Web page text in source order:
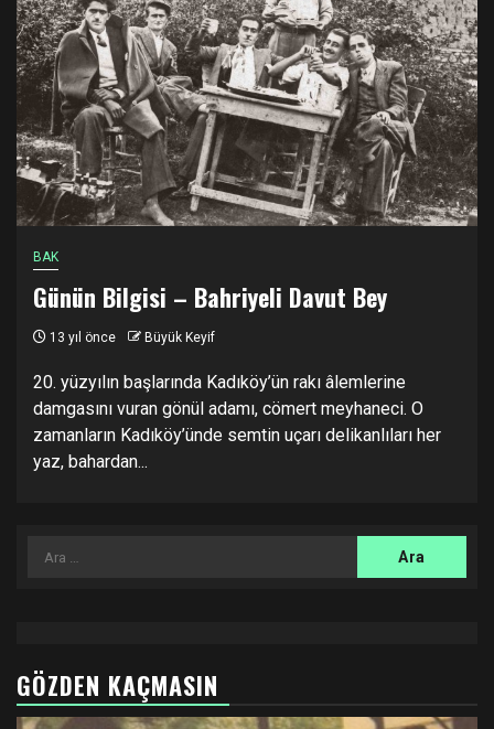
BAK
Günün Bilgisi – Bahriyeli Davut Bey
13 yıl önce Büyük Keyif
20. yüzyılın başlarında Kadıköy’ün rakı âlemlerine
damgasını vuran gönül adamı, cömert meyhaneci. O
zamanların Kadıköy’ünde semtin uçarı delikanlıları her
yaz, bahardan...
Arama:
GÖZDEN KAÇMASIN